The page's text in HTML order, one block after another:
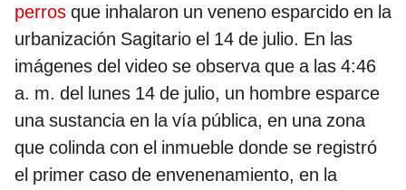
perros que inhalaron un veneno esparcido en la
urbanización Sagitario el 14 de julio. En las
imágenes del video se observa que a las 4:46
a. m. del lunes 14 de julio, un hombre esparce
una sustancia en la vía pública, en una zona
que colinda con el inmueble donde se registró
el primer caso de envenenamiento, en la